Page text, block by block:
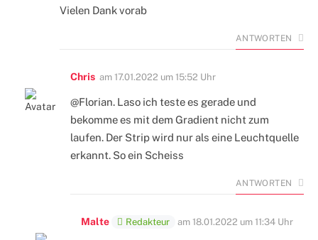
Vielen Dank vorab
ANTWORTEN
Chris am 17.01.2022 um 15:52 Uhr
@Florian. Laso ich teste es gerade und
bekomme es mit dem Gradient nicht zum
laufen. Der Strip wird nur als eine Leuchtquelle
erkannt. So ein Scheiss
ANTWORTEN
Malte Redakteur am 18.01.2022 um 11:34 Uhr